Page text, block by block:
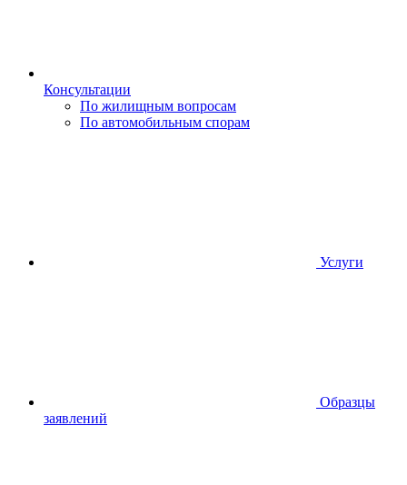
Консультации
По жилищным вопросам
По автомобильным спорам
Услуги
Образцы
заявлений